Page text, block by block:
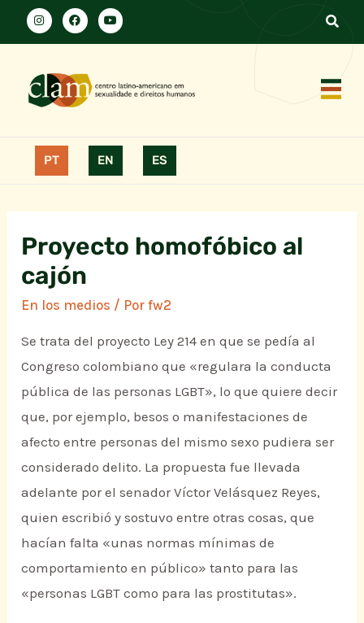
PT EN ES
Proyecto homofóbico al
cajón
En los medios / Porfw2
Se trata del proyecto Ley 214 en que se pedía al
Congreso colombiano que «regulara la conducta
pública de las personas LGBT», lo que quiere decir
que, por ejemplo, besos o manifestaciones de
afecto entre personas del mismo sexo pudiera ser
considerado delito. La propuesta fue llevada
adelante por el senador Víctor Velásquez Reyes,
quien escribió y sostuvo entre otras cosas, que
hacían falta «unas normas mínimas de
comportamiento en público» tanto para las
«personas LGBT como para las prostitutas».